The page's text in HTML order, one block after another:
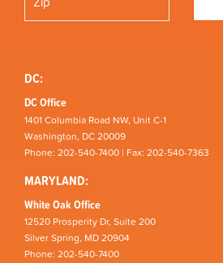
DC:
DC Office
1401 Columbia Road NW, Unit C-1
Washington, DC 20009
Phone: 202-540-7400 | Fax: 202-540-7363
MARYLAND:
White Oak Office
12520 Prosperity Dr, Suite 200
Silver Spring, MD 20904
Phone: 202-540-7400